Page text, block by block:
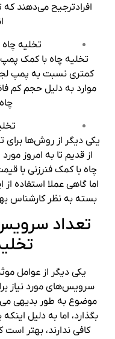
افراد‌ترجیح می‌دهند
تخلیه چاه
موارد به دلیل حجم کم
یکی دیگر از روش‌ها برای
از قدیم تا به امروز
چاه با کمک فنرزنی با
اما گاهی عملا استفاده
بسته به نظر کارشناس
تعداد
یکی دیگر از عوامل
سرویس‌های مورد نیاز
موضوع به طور بدیهی
بگذارد، اما به دلیل
کافی ندارند، بهتر